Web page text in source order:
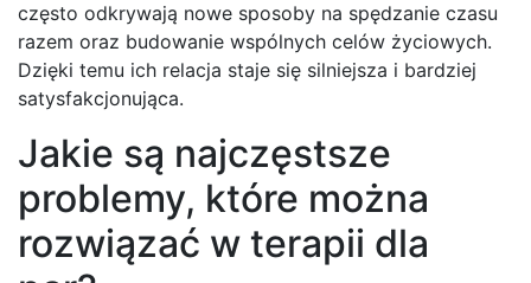
często odkrywają nowe sposoby na spędzanie czasu
razem oraz budowanie wspólnych celów życiowych.
Dzięki temu ich relacja staje się silniejsza i bardziej
satysfakcjonująca.
Jakie są najczęstsze
problemy, które można
rozwiązać w terapii dla